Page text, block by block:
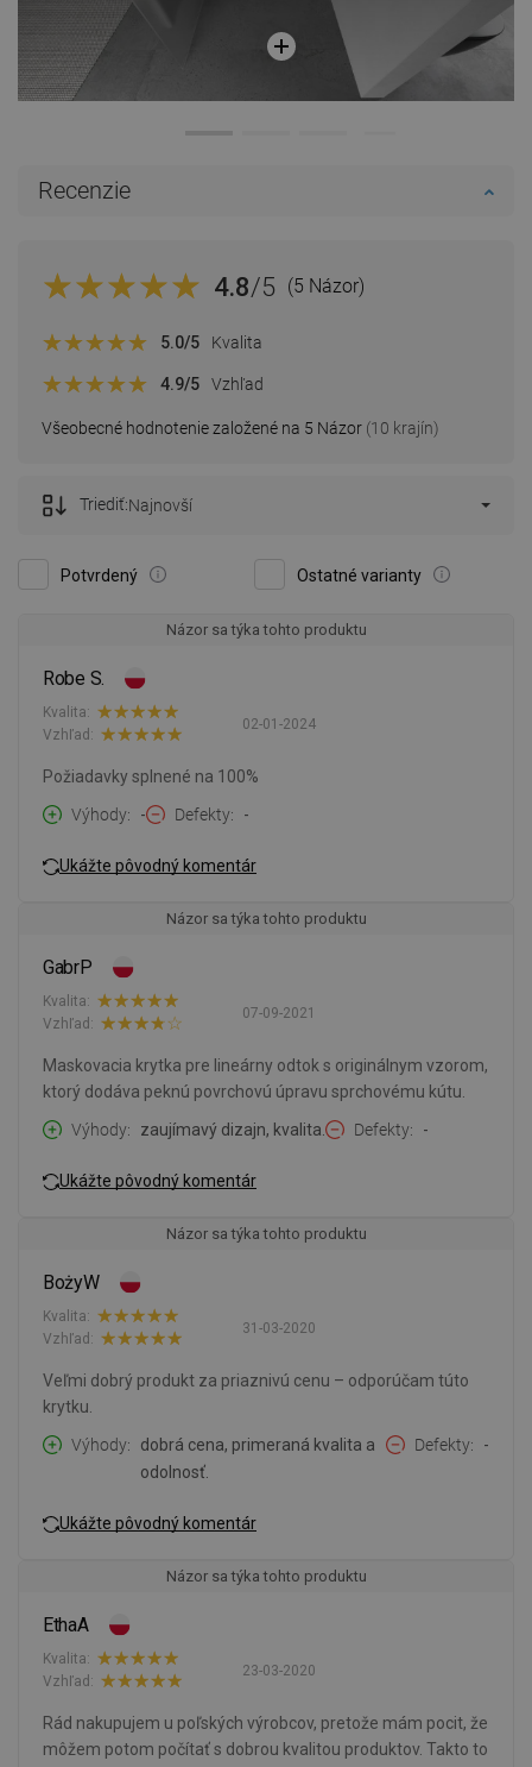
Recenzie
4.8/5 (5 Názor)
Všeobecné hodnotenie založené na 5 Názor (10 krajín)
5.0/5 Kvalita
4.9/5 Vzhľad
Potvrdený Ostatné varianty
Triediť:Najnovší
Názor sa týka tohto produktu
Robe S.
02-01-2024
Kvalita:
Vzhľad:
Požiadavky splnené na 100%
Výhody
- Defekty -
Ukážte pôvodný komentár
Názor sa týka tohto produktu
GabrP
07-09-2021
Kvalita:
Vzhľad:
Maskovacia krytka pre lineárny odtok s originálnym vzorom,
ktorý dodáva peknú povrchovú úpravu sprchovému kútu.
Výhody
zaujímavý dizajn, kvalita. Defekty -
Ukážte pôvodný komentár
Názor sa týka tohto produktu
BożyW
31-03-2020
Kvalita:
Vzhľad:
Veľmi dobrý produkt za priaznivú cenu – odporúčam túto
krytku.
Výhody
dobrá cena, primeraná kvalita a
odolnosť.
Defekty -
Ukážte pôvodný komentár
Názor sa týka tohto produktu
EthaA
23-03-2020
Kvalita:
Vzhľad:
Rád nakupujem u poľských výrobcov, pretože mám pocit, že
môžem potom počítať s dobrou kvalitou produktov. Takto to